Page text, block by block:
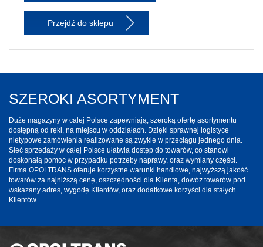
Przejdź do sklepu
SZEROKI ASORTYMENT
Duże magazyny w całej Polsce zapewniają, szeroką ofertę asortymentu
dostępną od ręki, na miejscu w oddziałach. Dzięki sprawnej logistyce
nietypowe zamówienia realizowane są zwykle w przeciągu jednego dnia.
Sieć sprzedaży w całej Polsce ułatwia dostęp do towarów, co stanowi
doskonałą pomoc w przypadku potrzeby naprawy, oraz wymiany części.
Firma OPOLTRANS oferuje korzystne warunki handlowe, najwyższą jakość
towarów za najniższą cenę, oszczędności dla Klienta, dowóz towarów pod
wskazany adres, wygodę Klientów, oraz dodatkowe korzyści dla stałych
Klientów.